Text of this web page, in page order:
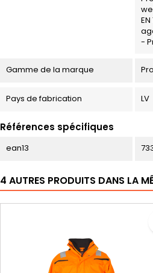
-
Gamme de la marque
Pays de fabrication LV
Références spécifiques
ean13
4 AUTRES PRODUITS DANS LA